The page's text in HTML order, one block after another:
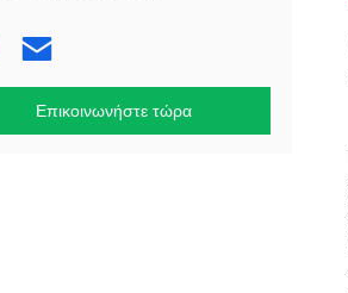
Επικοινωνήστε τώρα